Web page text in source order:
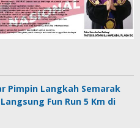
Pimpin Langkah Semarak
Fun Run 5 Km di